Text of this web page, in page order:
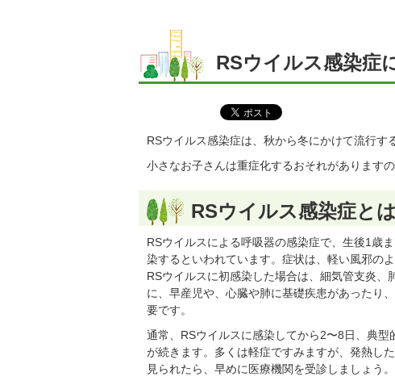
RSウイルス感染症
RSウイルス感染症は、秋から冬にかけて流行す
小さなお子さんは重症化するおそれがあります
RSウイルス感染症とは
RSウイルスによる呼吸器の感染症で、生後1歳
染するといわれています。症状は、軽い風邪の
RSウイルスに初感染した場合は、細気管支炎
に、早産児や、心臓や肺に基礎疾患があったり
要です。
通常、RSウイルスに感染してから2〜8日、典
が続きます。多くは軽症ですみますが、発熱し
見られたら、早めに医療機関を受診しましょう。